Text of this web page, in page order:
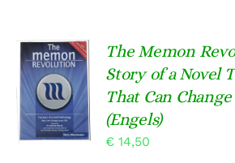
TOEVOEGEN
AAN
WINKELWAGEN
/
DETAILS
The Memon
Story of a Novel
That Can
(Engels)
€ 14,50